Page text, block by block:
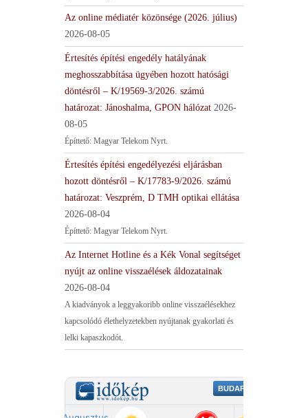
Az online médiatér közönsége (2026. július)
2026-08-05
Értesítés építési engedély hatályának
meghosszabbítása ügyében hozott hatósági
döntésről – K/19569-3/2026. számú
határozat: Jánoshalma, GPON hálózat 2026-
08-05
Építtető: Magyar Telekom Nyrt.
Értesítés építési engedélyezési eljárásban
hozott döntésről – K/17783-9/2026. számú
határozat: Veszprém, D TMH optikai ellátása
2026-08-04
Építtető: Magyar Telekom Nyrt.
Az Internet Hotline és a Kék Vonal segítséget
nyújt az online visszaélések áldozatainak
2026-08-04
A kiadványok a leggyakoribb online visszaélésekhez
kapcsolódó élethelyzetekben nyújtanak gyakorlati és
lelki kapaszkodót.